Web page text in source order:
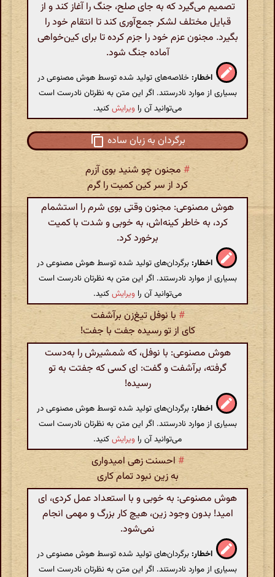
تصمیم می‌گیرد که به جای صلح، جنگ را آغاز کند و از
قبایل مختلف لشکر جمع‌آوری کند تا انتقام خود را
بگیرد. مجنون عزم خود را جزم کرده تا برای کین‌خواهی
آماده جنگ شود.
اخطار: خلاصه‌های تولید شده توسط هوش مصنوعی در
بسیاری از موارد نادرستند. اگر این متن به نظرتان نادرست است
می‌توانید آن را ویرایشکنید.
برگردان به زبان ساده
# مجنون چو شنید بوی آزرم
کرد از سر کین کمیت را گرم
هوش مصنوعی: مجنون وقتی بوی شرم را استشمام
کرد، به خاطر کینه‌اش، به خوبی و شدت با کمیت
برخورد کرد.
اخطار: برگردان‌های تولید شده توسط هوش مصنوعی در
بسیاری از موارد نادرستند. اگر این متن به نظرتان نادرست است
می‌توانید آن را ویرایشکنید.
# با نوفل تیغ‌زن برآشفت
کای از تو رسیده جفت با جفت!
هوش مصنوعی: با نوفل، که شمشیرش را به‌دست
گرفته، برآشفت و گفت: ای کسی که جفتت به تو
رسیده!
اخطار: برگردان‌های تولید شده توسط هوش مصنوعی در
بسیاری از موارد نادرستند. اگر این متن به نظرتان نادرست است
می‌توانید آن را ویرایشکنید.
# احسنت زهی امیدواری
به زین نبود تمام کاری
هوش مصنوعی: به خوبی و با استعداد عمل کردی، ای
امید! بدون وجود زین، هیچ کار بزرگ و مهمی انجام
نمی‌شود.
اخطار: برگردان‌های تولید شده توسط هوش مصنوعی در
بسیاری از موارد نادرستند. اگر این متن به نظرتان نادرست است